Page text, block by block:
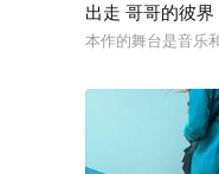
出走 哥哥的彼界
本作的舞台是音乐